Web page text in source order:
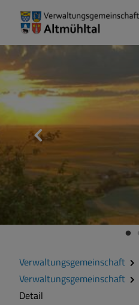
Verwaltungsgemeinschaft
Verwaltungsgemeinschaft
Detail